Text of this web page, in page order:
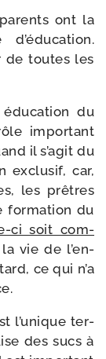
ont la
de toutes les
du
impor­tant
il s’a­git du
exclu­sif, car,
les prêtres
for­ma­tion du
​ci soit com­
vie de l’en­
ce qui n’a
l’u­nique ter­
des sucs à